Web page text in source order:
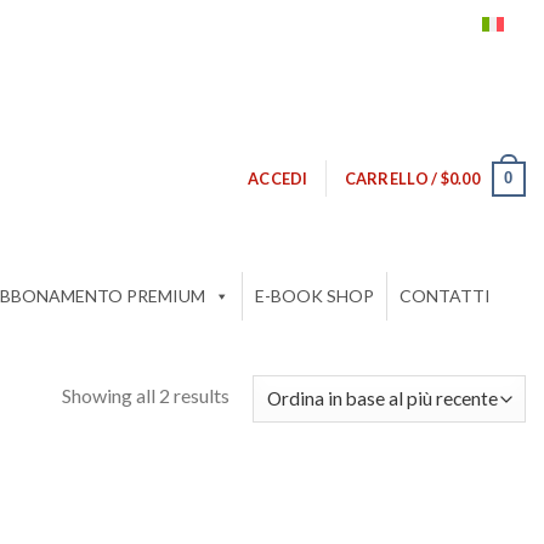
ACCEDI CARRELLO /$0.00 0
PREMIUM E-BOOK SHOP CONTATTI
Showing all 2 results